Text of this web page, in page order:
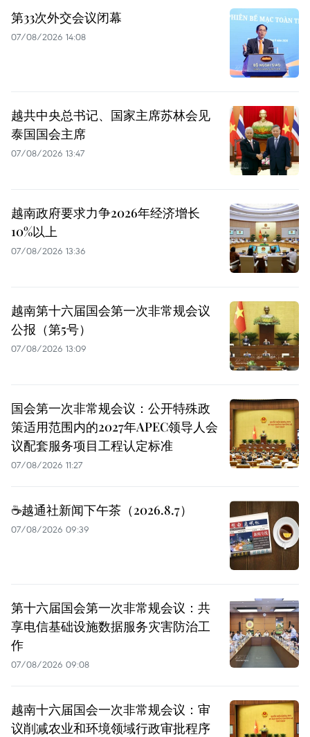
第33次外交会议闭幕
07/08/2026 14:08
越共中央总书记、国家主席苏林会见
泰国国会主席
07/08/2026 13:47
越南政府要求力争2026年经济增长
10%以上
07/08/2026 13:36
越南第十六届国会第一次非常规会议
公报（第5号）
07/08/2026 13:09
国会第一次非常规会议：公开特殊政
策适用范围内的2027年APEC领导人会
议配套服务项目工程认定标准
07/08/2026 11:27
☕️越通社新闻下午茶（2026.8.7）
07/08/2026 09:39
第十六届国会第一次非常规会议：共
享电信基础设施数据服务灾害防治工
作
07/08/2026 09:08
越南十六届国会一次非常规会议：审
议削减农业和环境领域行政审批程序